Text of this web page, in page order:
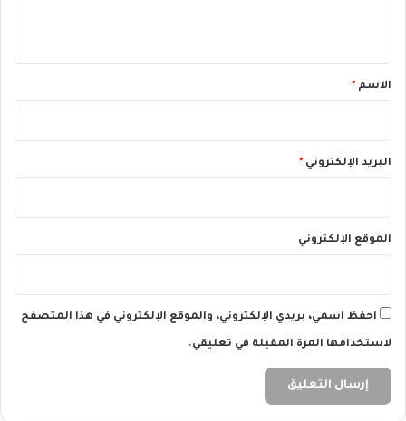
*الاسم *
البريد الإلكتروني *
الموقع الإلكتروني
احفظ اسمي، بريدي الإلكتروني، والموقع الإلكتروني في هذا المتصفح
لاستخدامها المرة المقبلة في تعليقي.